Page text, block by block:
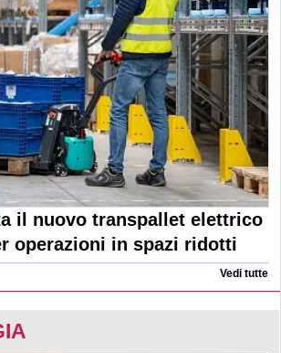
il nuovo transpallet elettrico
operazioni in spazi ridotti
Vedi tutte